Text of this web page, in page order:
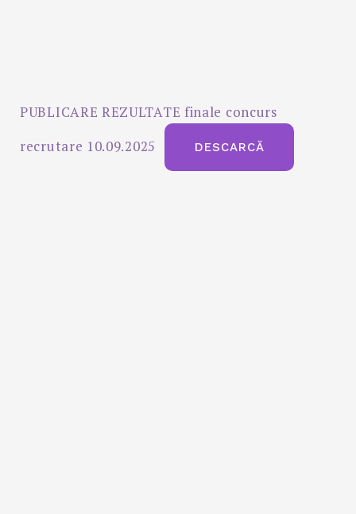
PUBLICARE REZULTATE finale concurs
recrutare 10.09.2025
DESCARCĂ